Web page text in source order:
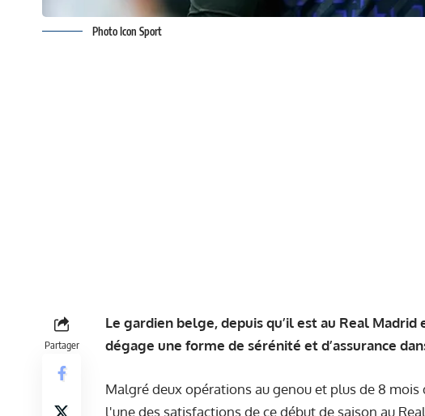
Photo Icon Sport
Partager
Le gardien belge, depuis qu’il est au Real
dégage une forme de sérénité et d’assurance
Malgré deux opérations au genou et plus de 8 mois
l'une des satisfactions de ce début de saison au